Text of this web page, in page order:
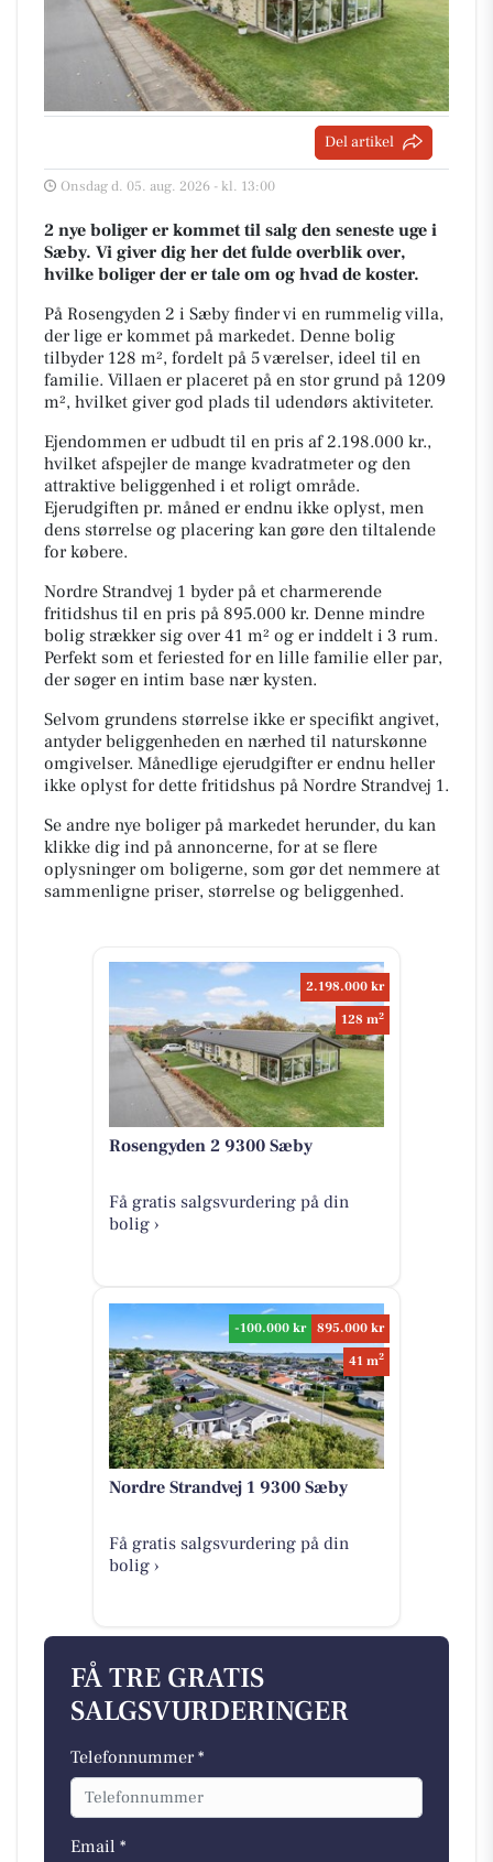
Del artikel
Onsdag d. 05. aug. 2026 - kl. 13:00
2 nye boliger er kommet til salg den seneste uge i
Sæby. Vi giver dig her det fulde overblik over,
hvilke boliger der er tale om og hvad de koster.
På Rosengyden 2 i Sæby finder vi en rummelig villa,
der lige er kommet på markedet. Denne bolig
tilbyder 128 m², fordelt på 5 værelser, ideel til en
familie. Villaen er placeret på en stor grund på 1209
m², hvilket giver god plads til udendørs aktiviteter.
Ejendommen er udbudt til en pris af 2.198.000 kr.,
hvilket afspejler de mange kvadratmeter og den
attraktive beliggenhed i et roligt område.
Ejerudgiften pr. måned er endnu ikke oplyst, men
dens størrelse og placering kan gøre den tiltalende
for købere.
Nordre Strandvej 1 byder på et charmerende
fritidshus til en pris på 895.000 kr. Denne mindre
bolig strækker sig over 41 m² og er inddelt i 3 rum.
Perfekt som et feriested for en lille familie eller par,
der søger en intim base nær kysten.
Selvom grundens størrelse ikke er specifikt angivet,
antyder beliggenheden en nærhed til naturskønne
omgivelser. Månedlige ejerudgifter er endnu heller
ikke oplyst for dette fritidshus på Nordre Strandvej 1.
Se andre nye boliger på markedet herunder, du kan
klikke dig ind på annoncerne, for at se flere
oplysninger om boligerne, som gør det nemmere at
sammenligne priser, størrelse og beliggenhed.
2.198.000 kr
128 m2
Rosengyden 2 9300 Sæby
Få gratis salgsvurdering på din
bolig ›
-100.000 kr
895.000 kr
41 m2
Nordre Strandvej 1 9300 Sæby
Få gratis salgsvurdering på din
bolig ›
FÅ TRE GRATIS
SALGSVURDERINGER
Telefonnummer *
Email *